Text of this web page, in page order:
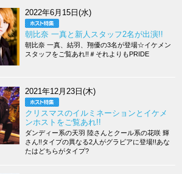
2022年6月15日(水)
朝比奈 一真と新人スタッフ2名が出演!!
朝比奈 一真、結羽、翔優の3名が登場☆イケメン
スタッフをご覧あれ!!＃それよりもPRIDE
2021年12月23日(木)
クリスマスのイルミネーションとイケメ
ンホストをご覧あれ!!
ダンディー系の天羽 陸さんとクール系の花咲 輝
さん!!タイプの異なる2人がグラビアに登場!!あな
たはどちらがタイプ?